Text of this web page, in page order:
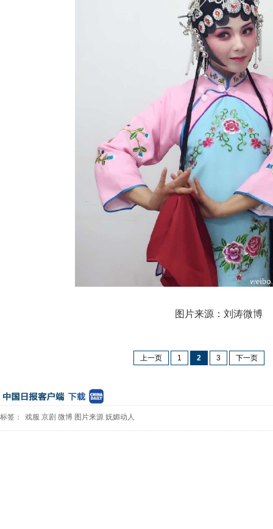
图片来源：刘涛微博
上一页 1 2 3 下一页
标签： 戏服 京剧 微博 图片来源 妩媚动人